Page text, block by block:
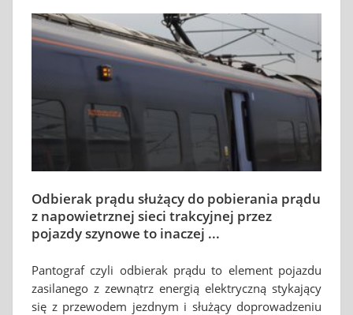
Odbierak prądu służący do pobierania prądu
z napowietrznej sieci trakcyjnej przez
pojazdy szynowe to inaczej ...
Pantograf czyli odbierak prądu to element pojazdu
zasilanego z zewnątrz energią elektryczną stykający
się z przewodem jezdnym i służący doprowadzeniu